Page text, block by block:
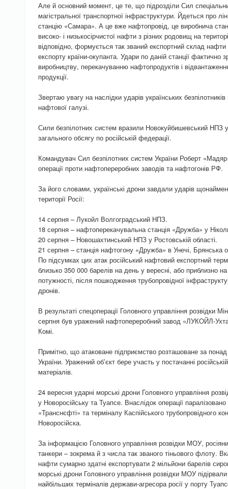
Але й основний момент, це те, що підрозділи Сил
магістральної транспортної інфраструктури. Йдеться про
станцію «Самара». А це вже нафтопровід, це виробнича
високо- і низькосірчистої нафти з різних родовищ на
відповідно, формується так званий експортний склад
експорту країни-окупанта. Удари по даній станції
виробництву, перекачуванню нафтопродуктів і
продукції.
Звертаю увагу на наслідки ударів українських безпілотників
нафтової галузі.
Сили безпілотних систем вразили Новокуйбишевський НПЗ
загального обсягу по російській федерації.
Командувач Сил безпілотних систем України Роберт
операції проти нафтопереробних заводів та нафтогонів РФ.
За його словами, українські дрони завдали ударів
території Росії:
14 серпня – Лукойл Волгоградський НПЗ.
18 серпня – нафтоперекачувальна станція «Дружба» у
20 серпня – Новошахтинський НПЗ у Ростовській області.
21 серпня – станція нафтогону «Дружба» в Унечі, Брянська
По підсумках цих атак російський нафтовий експортний
близько 350 000 барелів на день у вересні, або приблизно
потужності, після пошкодження трубопровідної
дронів.
В результаті спецоперації Головного управління розвідки
серпня був уражений нафтопереробний завод «ЛУКОЙЛ-
Комі.
Примітно, що атаковане підприємство розташоване за понад
України. Уражений обʼєкт бере участь у постачанні
матеріалів.
24 вересня ударні морські дрони Головного управління
у Новоросійську та Туапсе. Внаслідок операції
«Транснєфті» та терміналу Каспійського трубопровідного
Новоросійска.
За інформацією Головного управління розвідки МОУ,
танкери – зокрема й з числа так званого тіньового флоту.
нафти сумарно здатні експортувати 2 мільйони барелів
морські дрони Головного управління розвідки МОУ
найбільших терміналів держави-агресора росії у порту